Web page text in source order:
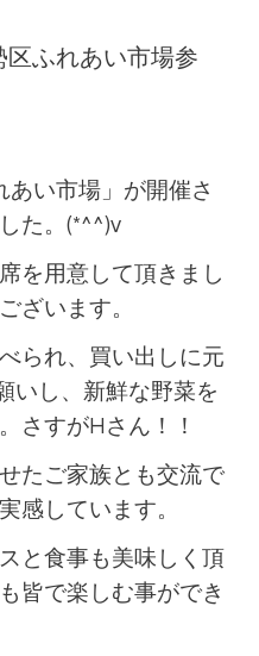
ふれあい市場参
い市場」が開催さ
た。(*^^)v
を用意して頂きまし
ざいます。
られ、買い出しに元
いし、新鮮な野菜を
さすがHさん！！
たご家族とも交流で
感しています。
と食事も美味しく頂
皆で楽しむ事ができ